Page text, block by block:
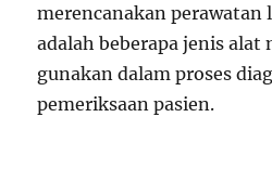
merencanakan
adalah beberapa jenis alat
gunakan dalam proses
pemeriksaan pasien.